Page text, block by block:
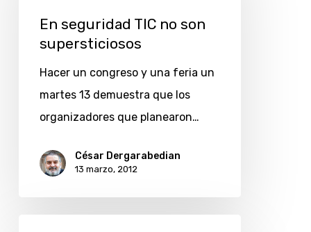
En seguridad TIC no son
supersticiosos
Hacer un congreso y una feria un
martes 13 demuestra que los
organizadores que planearon…
César Dergarabedian
13 marzo, 2012